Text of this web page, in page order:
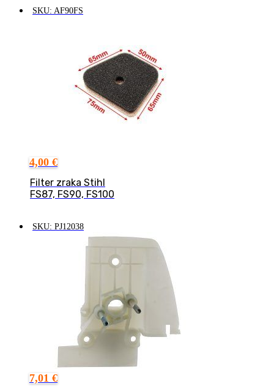
SKU: AF90FS
4,00 €
Filter zraka Stihl
FS87, FS90, FS100
SKU: PJ12038
7,01 €